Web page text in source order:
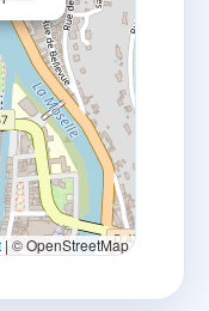
| © OpenStreetMap